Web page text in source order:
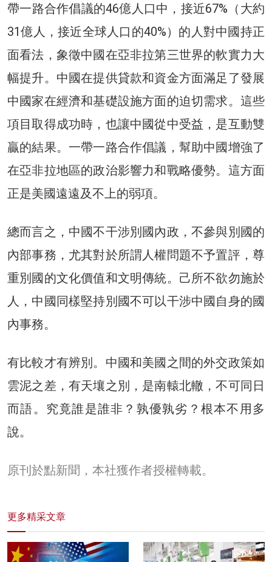
帶一路合作倡議的46億人口中，接近67%（大約
31億人，接近全球人口的40%）的人對中國持正
面看法，象徵中國在亞非拉第三世界的軟實力大
幅提升。中國在提供貸款和資金方面滿足了發展
中國家在經濟和基礎設施方面的迫切需求。這些
項目取得成功時，也讓中國從中受益，是互動雙
贏的結果。一帶一路合作倡議，幫助中國增強了
在亞非拉地區的政治影響力和戰略優勢。這方面
正是美國遠遠及不上的弱項。
總而言之，中國不干涉別國內政，不參與別國的
內部事務，尤其對於所謂人權問題不予置評，尊
重別國的文化價值和文明傳統。己所不欲勿施於
人，中國同樣堅持別國不可以干涉中國自身的國
內事務。
有比較才有辨別。中國和美國之間的外交政策如
雲泥之差，有天壤之別，是南轅北轍，不可同日
而語。究竟誰是誰非？孰優孰劣？根本不用多
說。
原刊於點新聞，本社獲作者授權轉載。
更多精采文章